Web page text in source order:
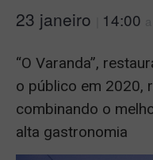
23 janeiro 14:00
“O Varanda”,
o público em 2020,
combinando o
alta gastronomia